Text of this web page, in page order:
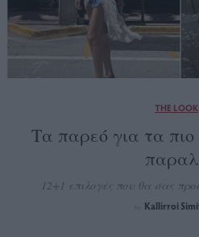
THE LOOK
Τα παρεό για τα πιο
12+1 επιλογές που θα σας
Kallirroi